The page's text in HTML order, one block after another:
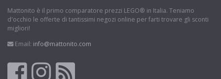
Mattonito è il primo comparatore prezzi LEGO® in Italia. Teniamo
d'occhio le offerte di tantissimi negozi online per farti trovare gli sconti
migliori!
Email: info@mattonito.com